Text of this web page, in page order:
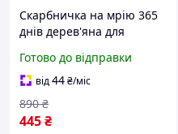
Скарбничка на мрію 365
днів дерев'яна для
цифрами, накопичувалка
на рік велика,
Готово до відправки
від44₴/міс
445₴
890 ₴